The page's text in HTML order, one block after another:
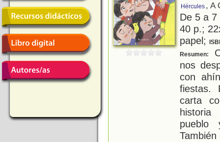
Hércules , A
De 5 a
40 p.;
papel;
Resumen:
nos
con
fiestas.
carta
pueblo